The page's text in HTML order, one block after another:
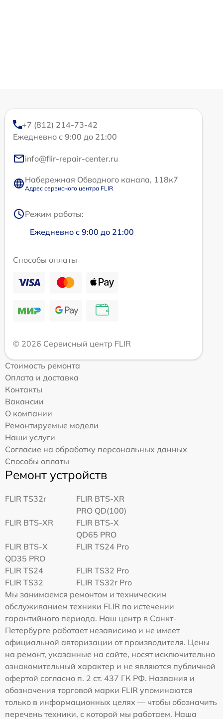
+7 (812) 214-73-42
Ежедневно с 9:00 до 21:00
info@flir-repair-center.ru
Набережная Обводного канала, 118к7
Адрес сервисного центра FLIR
Режим работы:
Ежедневно с 9:00 до 21:00
Способы оплаты
© 2026 Сервисный центр FLIR
Стоимость ремонта
Оплата и доставка
Контакты
Вакансии
О компании
Ремонтируемые модели
Наши услуги
Согласие на обработку персональных данных
Способы оплаты
Ремонт устройств
FLIR TS32r
FLIR BTS-XR
PRO QD(100)
FLIR BTS-XR
FLIR BTS-X
QD65 PRO
FLIR BTS-X
QD35 PRO
FLIR TS24 Pro
FLIR TS24
FLIR TS32 Pro
FLIR TS32
FLIR TS32r Pro
Мы занимаемся ремонтом и техническим
обслуживанием техники FLIR по истечении
гарантийного периода. Наш центр в Санкт-
Петербурге работает независимо и не имеет
официальной авторизации от производителя. Цены
на ремонт, указанные на сайте, носят исключительно
ознакомительный характер и не являются публичной
офертой согласно п. 2 ст. 437 ГК РФ. Названия и
обозначения торговой марки FLIR упоминаются
только в информационных целях — чтобы обозначить
перечень техники, с которой мы работаем. Наша